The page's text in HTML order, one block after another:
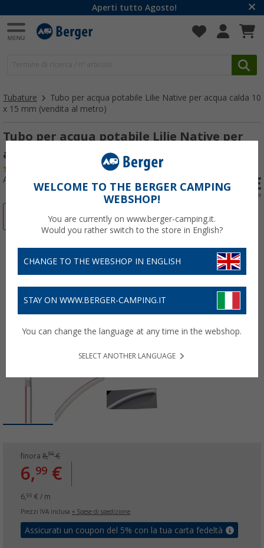
Aperti tutto Agosto!
Tubature
Tubo per acqua potabile Lilie Native per acqua calda 10
x 15 mm (vendita al metro)
Tubo per acqua potabile Lilie Native per
acqua calda 10 x 15 mm (vendita al metro)
Articolo n: 204450
finora 8,99€
6,99 €
6,99 € / m
Prezzi IVA inclusa + Spese di spedizione
Assicurati un coupon del 5% con la tua carta fedeltà
WELCOME TO THE BERGER CAMPING
WEBSHOP!
You are currently on www.berger-camping.it.
Would you rather switch to the store in English?
CHANGE TO THE WEBSHOP IN ENGLISH
STAY ON WWW.BERGER-CAMPING.IT
You can change the language at any time in the webshop.
SELECT ANOTHER LANGUAGE